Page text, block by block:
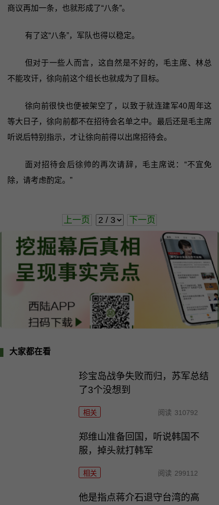
商议再加一条，也就形成了“八条”。
有了这“八条”，军队也得以稳定。
但对于一些人而言，这自然是不好的，毛主席、林总
不能攻讦，徐向前这个组长也就成为了目标。
徐向前很快也便被架空了，以致于就连建军40周年这
等大日子，徐向前都不在招待会名单之中。最后还是毛主席
听说后特别指示，才让徐向前得以出席招待会。
面对招待会后徐帅的再次请辞，毛主席说：“不宜免
除，请考虑酌定。”
上一页 下一页
大家都在看
珍宝岛战争失败而归，苏军总结
了3个没想到
相关 阅读 310792
郑维山准备回国，听说韩国不
服，掉头就打韩军
相关 阅读 299112
他是指点蒋介石退守台湾的高